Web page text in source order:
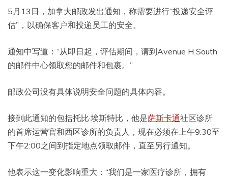
5月13日，加拿大邮政发出通知，称需要进行“投递安全评
估”，以确保客户和投递员工的安全。
通知中写道：“从即日起，评估期间，请到Avenue H South
的邮件中心领取您的邮件和包裹。”
邮政公司没有具体说明安全问题的具体内容。
接到此通知的包括托比·埃斯特比，他是萨斯卡通社区诊所
的首席运营官和西区诊所的负责人，现在必须在上午9:30至
下午2:00之间到指定地点领取邮件，直至另行通知。
他表示这一变化影响重大：“我们是一家医疗诊所，拥有